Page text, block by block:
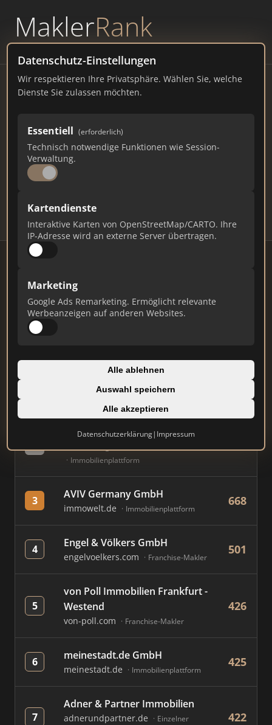
MaklerRank
powered byWAVEPOINT
Datenschutz-Einstellungen
Wir respektieren Ihre Privatsphäre. Wählen Sie, welche
Dienste Sie zulassen möchten.
Essentiell (erforderlich)
Technisch notwendige Funktionen wie Session-
Verwaltung.
Kartendienste
Interaktive Karten von OpenStreetMap/CARTO. Ihre
IP-Adresse wird an externe Server übertragen.
Marketing
Google Ads Remarketing. Ermöglicht relevante
Werbeanzeigen auf anderen Websites.
Alle ablehnen
Auswahl speichern
Alle akzeptieren
Datenschutzerklärung| Impressum
Immobilienmakler
Braunschweig – Ranking Juli
2026
NIEDERSACHSEN
84
Makler Makler-Keywords
Stand: Juli 2026
#
Immobilien Scout GmbH
immobilienscout24.de
kleinanzeigen.de GmbH
Immobilienplattform
3 AVIV Germany GmbH
immowelt.de Immobilienplattform
668
4 Engel & Völkers GmbH
engelvoelkers.com Franchise-Makler
501
5
von Poll Immobilien Frankfurt -
Westend
von-poll.com Franchise-Makler
426
6 meinestadt.de GmbH
meinestadt.de Immobilienplattform
425
7
Adner & Partner Immobilien
adnerundpartner.de
Einzelner
422